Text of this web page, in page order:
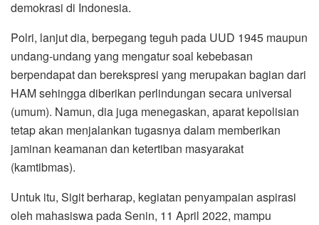
demokrasi di Indonesia.
Polri, lanjut dia, berpegang teguh pada UUD 1945 maupun
undang-undang yang mengatur soal kebebasan
berpendapat dan berekspresi yang merupakan bagian dari
HAM sehingga diberikan perlindungan secara universal
(umum). Namun, dia juga menegaskan, aparat kepolisian
tetap akan menjalankan tugasnya dalam memberikan
jaminan keamanan dan ketertiban masyarakat
(kamtibmas).
Untuk itu, Sigit berharap, kegiatan penyampaian aspirasi
oleh mahasiswa pada Senin, 11 April 2022, mampu